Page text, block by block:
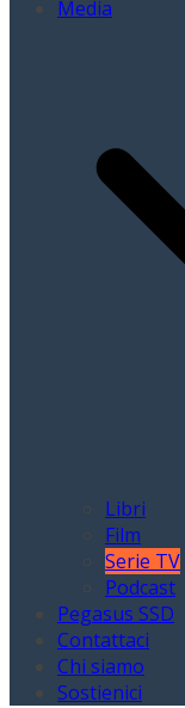
Media
Libri
Film
Serie TV
Podcast
Pegasus SSD
Contattaci
Chi siamo
Sostienici